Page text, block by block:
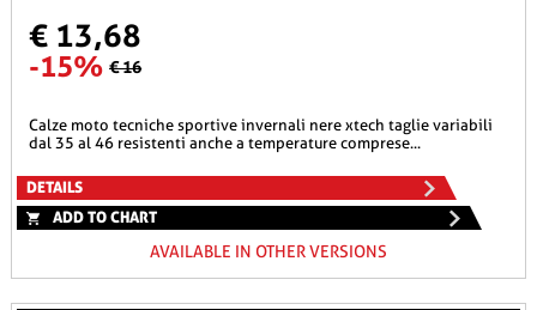
€ 13,68
-15% € 16
calze moto tecniche sportive invernali nere xtech taglie variabili
dal 35 al 46 resistenti anche a temperature comprese...
DETAILS
ADD TO CHART
AVAILABLE IN OTHER VERSIONS